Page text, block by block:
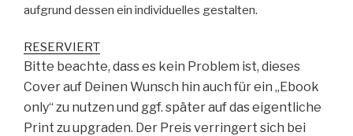
aufgrund dessen ein individuelles gestalten.
RESERVIERT
Bitte beachte, dass es kein Problem ist, dieses
Cover auf Deinen Wunsch hin auch für ein „Ebook
only“ zu nutzen und ggf. später auf das eigentliche
Print zu upgraden. Der Preis verringert sich bei